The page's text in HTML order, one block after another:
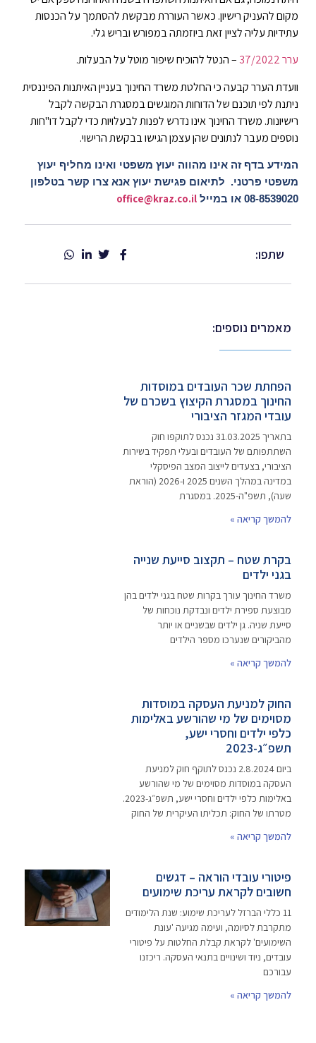
מקום להעניק רישיון. כאשר העוררת מבקשת להסתמך על הכנסות
עתידיות עליה לציין זאת ביוזמתה במפורש ובריש גלי.
ערר 37/2022
– הנטל להוכיח שיפור מוטל על הבעלות.
וועדת הערר קבעה כי החלטת משרד החינוך בעניין האיתנות הפיננסית
ניתנת לפי תוכנם של הדוחות המוגשים במסגרת הבקשה לקבל
רישיונות. משרד החינוך אינו נדרש לפנות לבעלויות כדי לקבל דו"חות
נוספים מעבר לנתונים שהן עצמן הגישו בבקשת הרישוי.
המידע בדף זה אינו מהווה יעוץ משפטי ואינו מחליף יעוץ
משפטי פרטני. לתיאום פגישת יעוץ אנא צרו קשר בטלפון
08-8539020 או במייל
office@kraz.co.il
שתפו:
מאמרים נוספים:
הפחתת שכר העובדים במוסדות
החינוך במסגרת הקיצוץ בשכרם של
עובדי המגזר הציבורי
בתאריך 31.03.2025 נכנס לתוקפו חוק
השתתפותם של העובדים ובעלי תפקיד בשירות
הציבורי, בצעדים לייצוב המצב הפיסקלי
במדינה במהלך השנים 2025 ו-2026 (הוראת
שעה), תשפ"ה-2025. במסגרת
להמשך קריאה »
בקרת שטח – תקצוב סייעת שנייה
בגני ילדים
משרד החינוך עורך בקרות שטח בגני ילדים בהן
מבוצעת ספירת ילדים ונבדקת נוכחות של
סייעת שניה. גן ילדים שבשניים או יותר
מהביקורים שנערכו מספר הילדים
להמשך קריאה »
החוק למניעת העסקה במוסדות
מסוימים של מי שהורשע באלימות
כלפי ילדים וחסרי ישע,
תשפ״ג-2023
ביום 2.8.2024 נכנס לתוקף חוק למניעת
העסקה במוסדות מסוימים של מי שהורשע
באלימות כלפי ילדים וחסרי ישע, תשפ״ג-2023.
מטרתו של החוק: תכליתו העיקרית של החוק
להמשך קריאה »
פיטורי עובדי הוראה – דגשים
חשובים לקראת עריכת שימועים
11 כללי הברזל לעריכת שימוע: שנת הלימודים
מתקרבת לסיומה, ועימה מגיעה 'עונת
השימועים' לקראת קבלת החלטות על פיטורי
עובדים, ניוד ושינויים בתנאי העסקה. ריכזנו
עבורכם
להמשך קריאה »